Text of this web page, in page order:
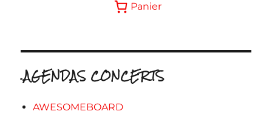
Panier
.AGENDAS CONCERTS
AWESOMEBOARD